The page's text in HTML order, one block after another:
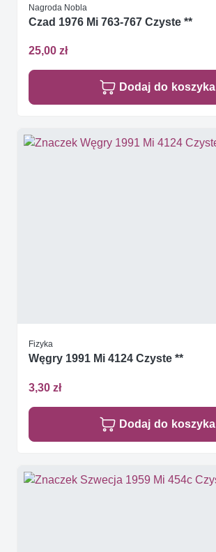
Nagroda Nobla
Czad 1976 Mi 763-767 Czyste **
25,00 zł
Dodaj do koszyka
Fizyka
Węgry 1991 Mi 4124 Czyste **
3,30 zł
Dodaj do koszyka